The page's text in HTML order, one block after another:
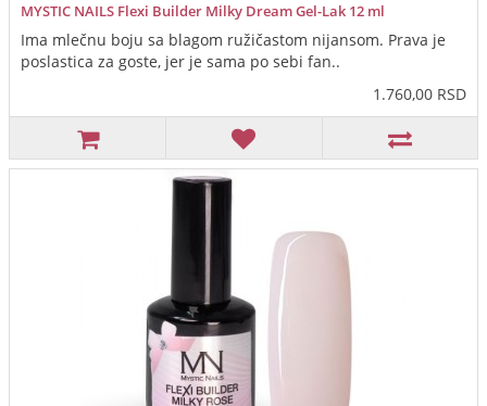
MYSTIC NAILS Flexi Builder Milky Dream Gel-Lak 12 ml
Ima mlečnu boju sa blagom ružičastom nijansom. Prava je
poslastica za goste, jer je sama po sebi fan..
1.760,00 RSD